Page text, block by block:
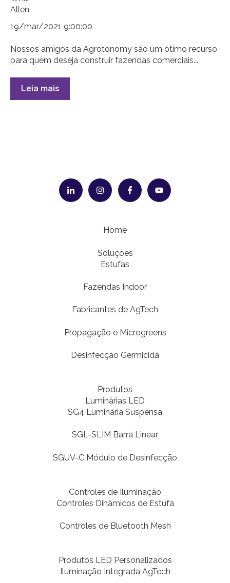
19/mar/2021 9:00:00
Nossos amigos da Agrotonomy são um ótimo recurso
para quem deseja construir fazendas comerciais...
Leia mais
Home
Soluções
Estufas
Fazendas Indoor
Fabricantes de AgTech
Propagação e Microgreens
Desinfecção Germicida
Produtos
Luminárias LED
SG4 Luminária Suspensa
SGL-SLIM Barra Linear
SGUV-C Módulo de Desinfecção
Controles de Iluminação
Controles Dinâmicos de Estufa
Controles de Bluetooth Mesh
Produtos LED Personalizados
Iluminação Integrada AgTech